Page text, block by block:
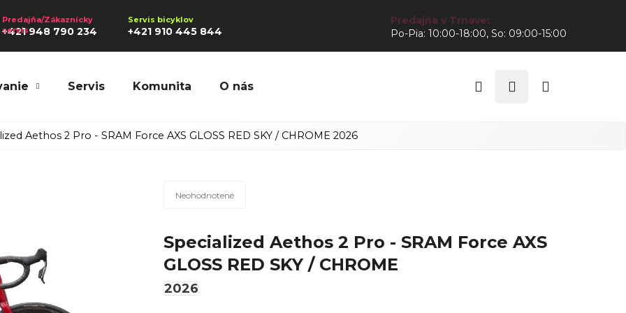
+421 948 790 234 +421 910 445 844
Predajňa v Trnave:
Po-Pia: 10:00-18:00, So: 09:00-15:00
Servis Komunita O nás Hľadať Prihlásenie
Aethos 2 Pro - SRAM Force AXS GLOSS RED SKY / CHROME 2026
Priemerné
je
0,0
z
5
Neohodnotené
Specialized Aethos 2 Pro - SRAM Force AXS
GLOSS RED SKY / CHROME
2026